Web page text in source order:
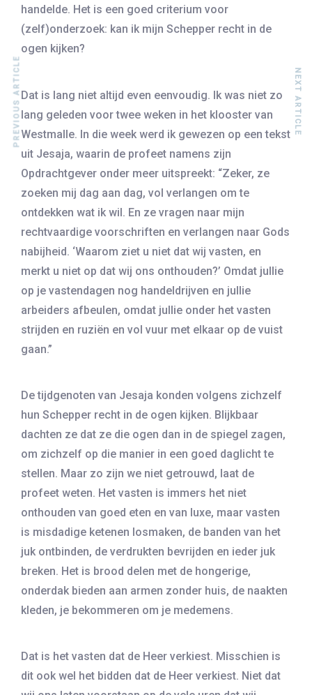
handelde. Het is een goed criterium voor
(zelf)onderzoek: kan ik mijn Schepper recht in de
ogen kijken?
Dat is lang niet altijd even eenvoudig. Ik was niet zo
lang geleden voor twee weken in het klooster van
Westmalle. In die week werd ik gewezen op een tekst
uit Jesaja, waarin de profeet namens zijn
Opdrachtgever onder meer uitspreekt: “Zeker, ze
zoeken mij dag aan dag, vol verlangen om te
ontdekken wat ik wil. En ze vragen naar mijn
rechtvaardige voorschriften en verlangen naar Gods
nabijheid. ‘Waarom ziet u niet dat wij vasten, en
merkt u niet op dat wij ons onthouden?’ Omdat jullie
op je vastendagen nog handeldrijven en jullie
arbeiders afbeulen, omdat jullie onder het vasten
strijden en ruziën en vol vuur met elkaar op de vuist
gaan.”
De tijdgenoten van Jesaja konden volgens zichzelf
hun Schepper recht in de ogen kijken. Blijkbaar
dachten ze dat ze die ogen dan in de spiegel zagen,
om zichzelf op die manier in een goed daglicht te
stellen. Maar zo zijn we niet getrouwd, laat de
profeet weten. Het vasten is immers het niet
onthouden van goed eten en van luxe, maar vasten
is misdadige ketenen losmaken, de banden van het
juk ontbinden, de verdrukten bevrijden en ieder juk
breken. Het is brood delen met de hongerige,
onderdak bieden aan armen zonder huis, de naakten
kleden, je bekommeren om je medemens.
Dat is het vasten dat de Heer verkiest. Misschien is
dit ook wel het bidden dat de Heer verkiest. Niet dat
PREVIOUS ARTICLE NEXT ARTICLE